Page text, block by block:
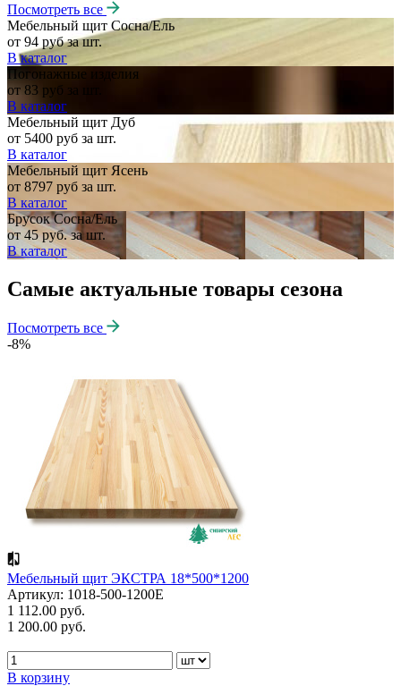
Посмотреть все
Мебельный щит Сосна/Ель
от 94 руб за шт.
В каталог
Погонажные изделия
от 83 руб за шт.
В каталог
Мебельный щит Дуб
от 5400 руб за шт.
В каталог
Мебельный щит Ясень
от 8797 руб за шт.
В каталог
Брусок Сосна/Ель
от 45 руб. за шт.
В каталог
Самые актуальные товары сезона
Посмотреть все
-8%
Мебельный щит ЭКСТРА 18*500*1200
Артикул: 1018-500-1200E
1 112.00 руб.
1 200.00 руб.
В корзину